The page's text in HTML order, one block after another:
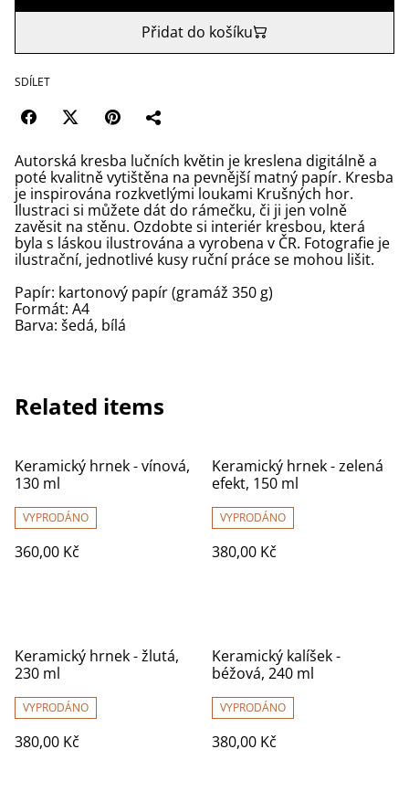
Přidat do košíku
SDÍLET
Autorská kresba lučních květin je kreslena digitálně a
poté kvalitně vytištěna na pevnější matný papír. Kresba
je inspirována rozkvetlými loukami Krušných hor.
Ilustraci si můžete dát do rámečku, či ji jen volně
zavěsit na stěnu. Ozdobte si interiér kresbou, která
byla s láskou ilustrována a vyrobena v ČR. Fotografie je
ilustrační, jednotlivé kusy ruční práce se mohou lišit.
Papír: kartonový papír (gramáž 350 g)
Formát: A4
Barva: šedá, bílá
Related items
Keramický hrnek - vínová,
130 ml
VYPRODÁNO
360,00 Kč
Keramický hrnek - zelená
efekt, 150 ml
VYPRODÁNO
380,00 Kč
Keramický hrnek - žlutá,
230 ml
VYPRODÁNO
380,00 Kč
Keramický kalíšek -
béžová, 240 ml
VYPRODÁNO
380,00 Kč